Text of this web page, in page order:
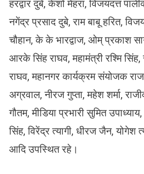
हरद्वार दुबे, केशो मेहरा, विजयदत्त
नगेंद्र प्रसाद दुबे, राम बाबू हरित,
चौहान, के के भारद्वाज, ओम् प्रकाश
आरके सिंह राघव, महामंत्री रश्मि सिंह,
राघव, महानगर कार्यक्रम संयोजक राज
अग्रवाल, नीरज गुप्ता, महेश शर्मा,
गौतम, मीडिया प्रभारी सुमित
सिंह, विरेंद्र त्यागी, धीरज जैन, योगेश
आदि उपस्थित रहे।